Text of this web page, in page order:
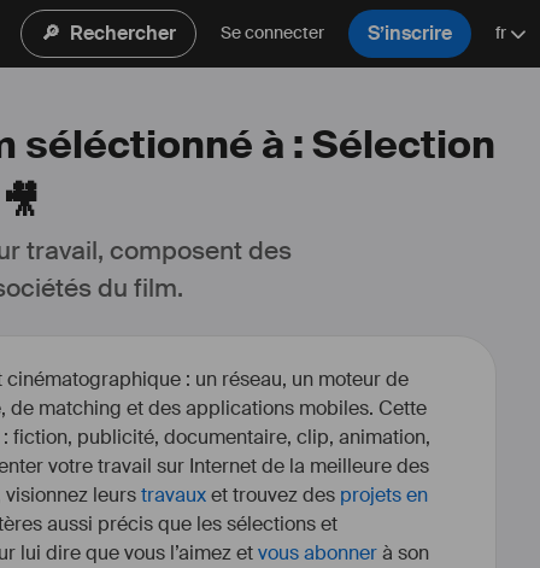
🔎 Rechercher Se connecter S’inscrire fr
séléctionné à : Sélection
travail, composent des
du film.
: un réseau, un moteur de
de matching et des applications mobiles. Cette
fiction, publicité, documentaire, clip, animation,
votre travail sur Internet de la meilleure des
visionnez leurstravauxet trouvez des projets en
aussi précis que les sélections et
lui dire que vous l’aimez etvous abonnerà son